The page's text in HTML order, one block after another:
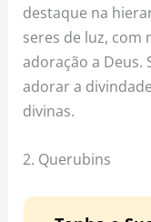
destaque na
seres de luz, com
adoração a Deus.
adorar a
divinas.
2. Querubins